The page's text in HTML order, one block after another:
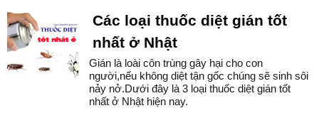
Các loại thuốc diệt gián tốt
nhất ở Nhật
Gián là loài côn trùng gây hại cho con
người,nếu không diệt tận gốc chúng sẽ sinh sôi
nảy nở.Dưới đây là 3 loại thuốc diệt gián tốt
nhất ở Nhật hiện nay.